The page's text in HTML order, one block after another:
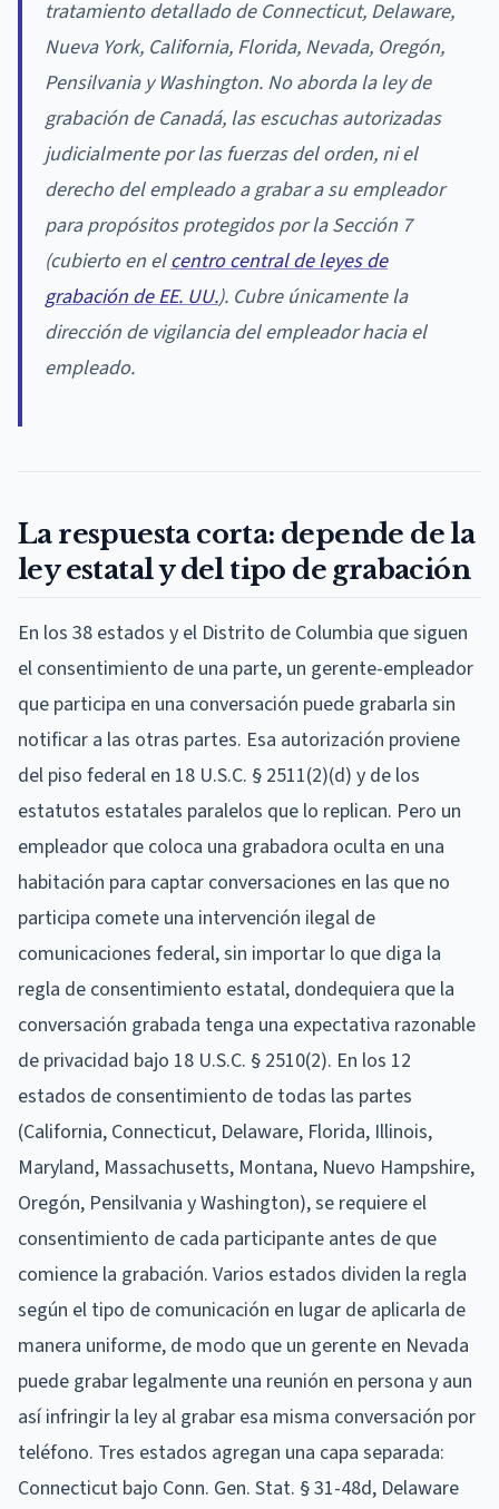
tratamiento detallado de Connecticut, Delaware,
Nueva York, California, Florida, Nevada, Oregón,
Pensilvania y Washington. No aborda la ley de
grabación de Canadá, las escuchas autorizadas
judicialmente por las fuerzas del orden, ni el
derecho del empleado a grabar a su empleador
para propósitos protegidos por la Sección 7
(cubierto en elcentro central de leyes de
grabación de EE. UU.). Cubre únicamente la
dirección de vigilancia del empleador hacia el
empleado.
La respuesta corta: depende de la
ley estatal y del tipo de grabación
En los 38 estados y el Distrito de Columbia que siguen
el consentimiento de una parte, un gerente-empleador
que participa en una conversación puede grabarla sin
notificar a las otras partes. Esa autorización proviene
del piso federal en 18 U.S.C. § 2511(2)(d) y de los
estatutos estatales paralelos que lo replican. Pero un
empleador que coloca una grabadora oculta en una
habitación para captar conversaciones en las que no
participa comete una intervención ilegal de
comunicaciones federal, sin importar lo que diga la
regla de consentimiento estatal, dondequiera que la
conversación grabada tenga una expectativa razonable
de privacidad bajo 18 U.S.C. § 2510(2). En los 12
estados de consentimiento de todas las partes
(California, Connecticut, Delaware, Florida, Illinois,
Maryland, Massachusetts, Montana, Nuevo Hampshire,
Oregón, Pensilvania y Washington), se requiere el
consentimiento de cada participante antes de que
comience la grabación. Varios estados dividen la regla
según el tipo de comunicación en lugar de aplicarla de
manera uniforme, de modo que un gerente en Nevada
puede grabar legalmente una reunión en persona y aun
así infringir la ley al grabar esa misma conversación por
teléfono. Tres estados agregan una capa separada:
Connecticut bajo Conn. Gen. Stat. § 31-48d, Delaware